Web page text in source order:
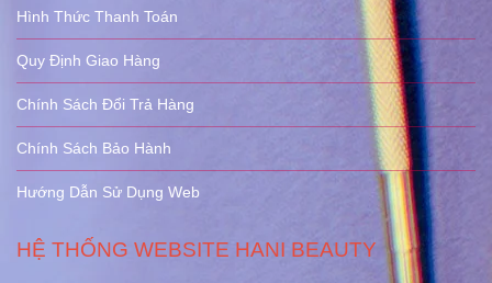
Hình Thức Thanh Toán
Quy Định Giao Hàng
Chính Sách Đổi Trả Hàng
Chính Sách Bảo Hành
Hướng Dẫn Sử Dụng Web
HỆ THỐNG WEBSITE HANI BEAUTY